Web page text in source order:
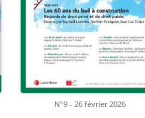
N°9 - 26 février 2026